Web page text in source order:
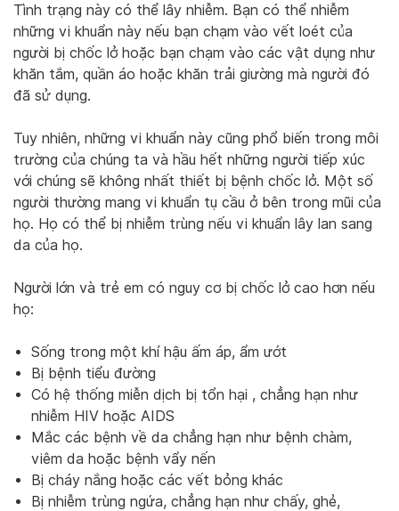
Tình trạng này có thể lây nhiễm. Bạn có thể nhiễm
những vi khuẩn này nếu bạn chạm vào vết loét của
người bị chốc lở hoặc bạn chạm vào các vật dụng như
khăn tắm, quần áo hoặc khăn trải giường mà người đó
đã sử dụng.
Tuy nhiên, những vi khuẩn này cũng phổ biến trong môi
trường của chúng ta và hầu hết những người tiếp xúc
với chúng sẽ không nhất thiết bị bệnh chốc lở. Một số
người thường mang vi khuẩn tụ cầu ở bên trong mũi của
họ. Họ có thể bị nhiễm trùng nếu vi khuẩn lây lan sang
da của họ.
Người lớn và trẻ em có nguy cơ bị chốc lở cao hơn nếu
họ:
Sống trong một khí hậu ấm áp, ẩm ướt
Bị bệnh tiểu đường
Có hệ thống miễn dịch bị tổn hại , chẳng hạn như
nhiễm HIV hoặc AIDS
Mắc các bệnh về da chẳng hạn như bệnh chàm,
viêm da hoặc bệnh vẩy nến
Bị cháy nắng hoặc các vết bỏng khác
Bị nhiễm trùng ngứa, chẳng hạn như chấy, ghẻ,